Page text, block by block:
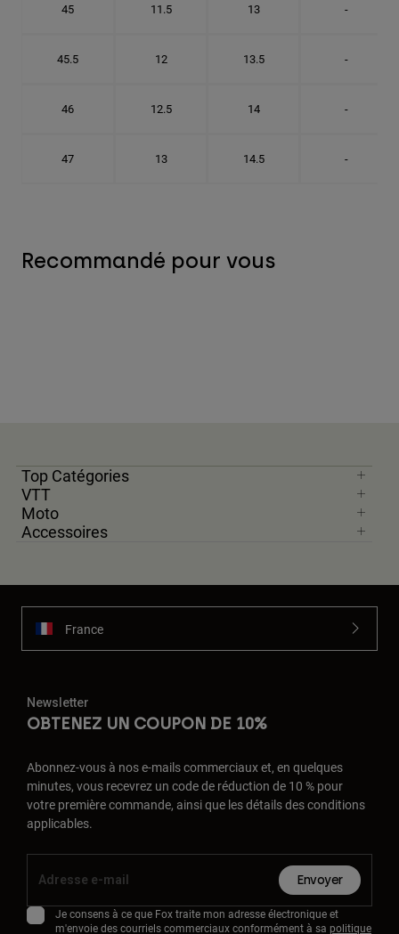
45 11.5 13 -
45.5 12 13.5 -
46 12.5 14 -
47 13 14.5 -
Recommandé pour vous
Top Catégories
VTT
Moto
Accessoires
France
Newsletter
OBTENEZ UN COUPON DE 10%
Abonnez-vous à nos e-mails commerciaux et, en quelques
minutes, vous recevrez un code de réduction de 10 % pour
votre première commande, ainsi que les détails des conditions
applicables.
Envoyer
Je consens à ce que Fox traite mon adresse électronique et
m'envoie des courriels commerciaux conformément à sa politique